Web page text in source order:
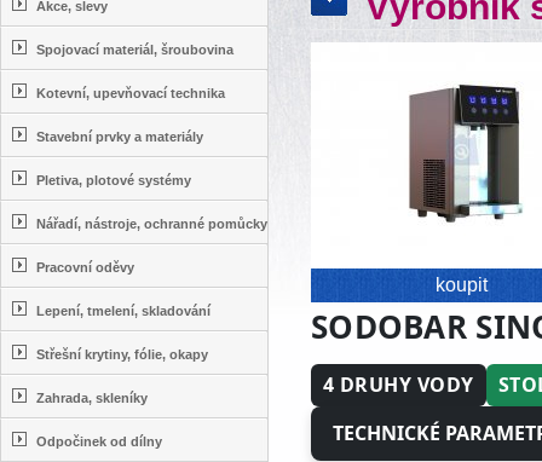
koupit
SODOBAR
4 DRUHY VODY
TECHNICKÉ
Akce, slevy
Spojovací materiál, šroubovina
Kotevní, upevňovací technika
Stavební prvky a materiály
Pletiva, plotové systémy
Nářadí, nástroje, ochranné pomůcky
Pracovní oděvy
Lepení, tmelení, skladování
Střešní krytiny, fólie, okapy
Zahrada, skleníky
Odpočinek od dílny